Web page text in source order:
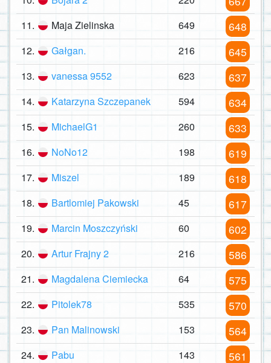
11. Maja Zielinska 649 648
12. Gałgan. 216 645
13. vanessa 9552 623 637
14. Katarzyna Szczepanek 594 634
15. MichaelG1 260 633
16. NoNo12 198 619
17. Miszel 189 618
18. Bartlomiej Pakowski 45 617
19. Marcin Moszczyński 60 602
20. Artur Frajny 2 216 586
21. Magdalena Ciemiecka 64 575
22. Pitolek78 535 570
23. Pan Malinowski 153 564
24. Pabu 143 561